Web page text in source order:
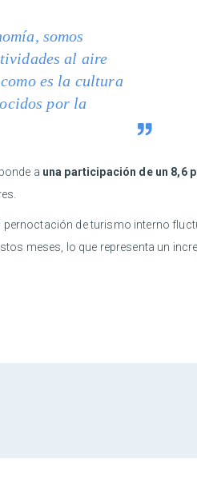
somos
al aire
es la cultura
por la
a una participación de un 8,6
pernoctación de turismo interno
meses, lo que representa un